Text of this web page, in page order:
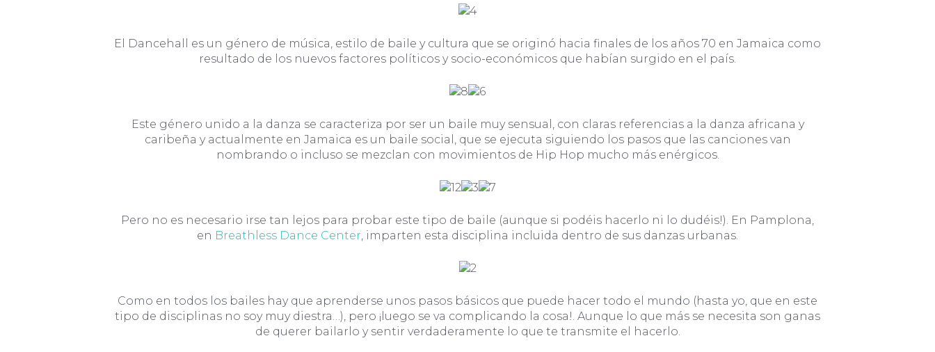
El Dancehall es un género de música, estilo de baile y cultura que se originó hacia finales de los años 70 en Jamaica como
resultado de los nuevos factores políticos y socio-económicos que habían surgido en el país.
Este género unido a la danza se caracteriza por ser un baile muy sensual, con claras referencias a la danza africana y
caribeña y actualmente en Jamaica es un baile social, que se ejecuta siguiendo los pasos que las canciones van
nombrando o incluso se mezclan con movimientos de Hip Hop mucho más enérgicos.
Pero no es necesario irse tan lejos para probar este tipo de baile (aunque si podéis hacerlo ni lo dudéis!). En Pamplona,
en Breathless Dance Center, imparten esta disciplina incluida dentro de sus danzas urbanas.
Como en todos los bailes hay que aprenderse unos pasos básicos que puede hacer todo el mundo (hasta yo, que en este
tipo de disciplinas no soy muy diestra…), pero ¡luego se va complicando la cosa!. Aunque lo que más se necesita son ganas
de querer bailarlo y sentir verdaderamente lo que te transmite el hacerlo.